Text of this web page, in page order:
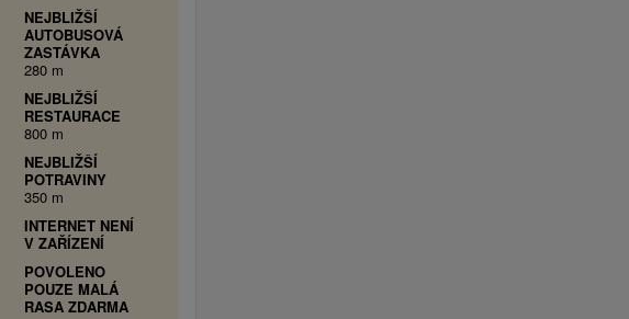
NEJBLIŽŠÍ
AUTOBUSOVÁ
ZASTÁVKA
280 m
NEJBLIŽŠÍ
RESTAURACE
800 m
NEJBLIŽŠÍ
POTRAVINY
350 m
INTERNET NENÍ
V ZAŘÍZENÍ
POVOLENO
POUZE MALÁ
RASA ZDARMA